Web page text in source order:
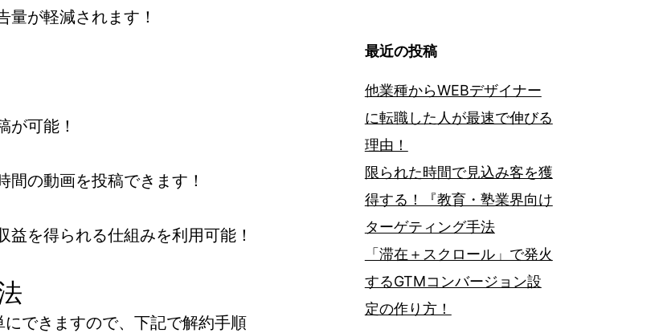
量が軽減されます！
が可能！
間の動画を投稿できます！
を得られる仕組みを利用可能！
できますので、下記で解約手順
最近の投稿
他業種からWEBデザイナー
に転職した人が最速で伸びる
理由！
限られた時間で見込み客を獲
得する！『教育・塾業界向け
ターゲティング手法
「滞在＋スクロール」で発火
するGTMコンバージョン設
定の作り方！